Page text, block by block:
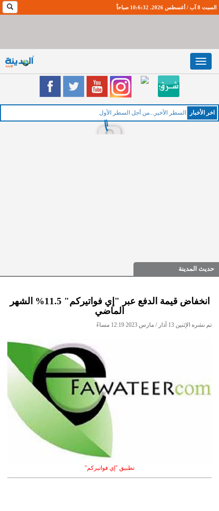
السبت 8 آب / أغسطس 2026. 10:6:33 صباحاً
Toggle
navigation
اخر اﻷخبار
حديث المدينة
انخفاض قيمة الدفع عبر "إي فواتيركم" 11.5% الشهر
الماضي
تم نشره الإثنين 13 آذار / مارس 2023 12:19 مساءً
تطبيق "إي فواتيركم"